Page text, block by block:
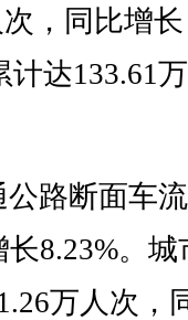
，同比增长
计达133.61
路断面车
8.23%。城
万人次，